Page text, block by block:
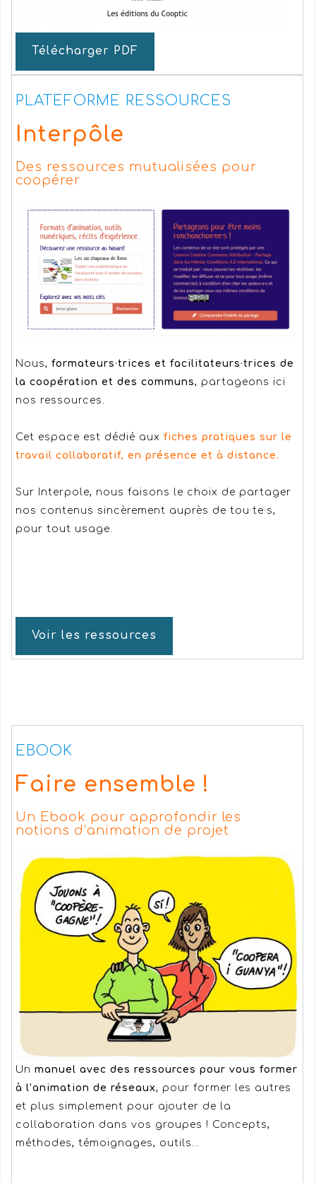
Télécharger PDF
PLATEFORME RESSOURCES
Interpôle
Des ressources mutualisées pour
coopérer
Nous, formateurs·trices et facilitateurs·trices de
la coopération et des communs, partageons ici
nos ressources.
Cet espace est dédié aux fiches pratiques sur le
travail collaboratif, en présence et à distance.
Sur Interpole, nous faisons le choix de partager
nos contenus sincèrement auprès de tou·te·s,
pour tout usage.
Voir les ressources
EBOOK
Faire ensemble !
Un Ebook pour approfondir les
notions d’animation de projet
Un manuel avec des ressources pour vous former
à l’animation de réseaux, pour former les autres
et plus simplement pour ajouter de la
collaboration dans vos groupes ! Concepts,
méthodes, témoignages, outils…